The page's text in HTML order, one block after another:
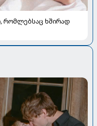
რომლებსაც ხშირად